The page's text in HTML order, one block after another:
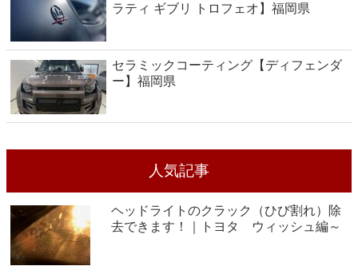
ラティ ギブリ トロフェオ】福岡県
セラミックコーティング【ディフェンダ
ー】福岡県
人気記事
ヘッドライトのクラック（ひび割れ）除
去できます！｜トヨタ ウィッシュ編～